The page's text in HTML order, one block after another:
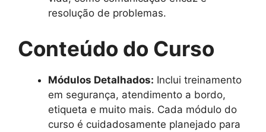
resolução de problemas.
Conteúdo do Curso
Módulos Detalhados: Inclui treinamento
em segurança, atendimento a bordo,
etiqueta e muito mais. Cada módulo do
curso é cuidadosamente planejado para